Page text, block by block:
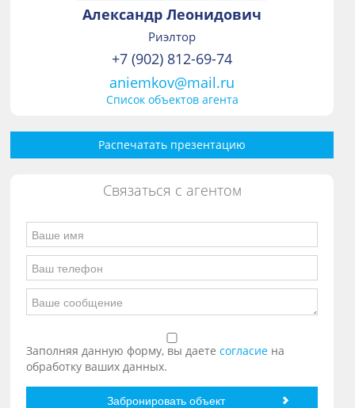
Александр Леонидович
Риэлтор
+7 (902) 812-69-74
aniemkov@mail.ru
Список объектов агента
Распечатать презентацию
Связаться с агентом
Заполняя данную форму, вы даетесогласие на
обработку ваших данных.